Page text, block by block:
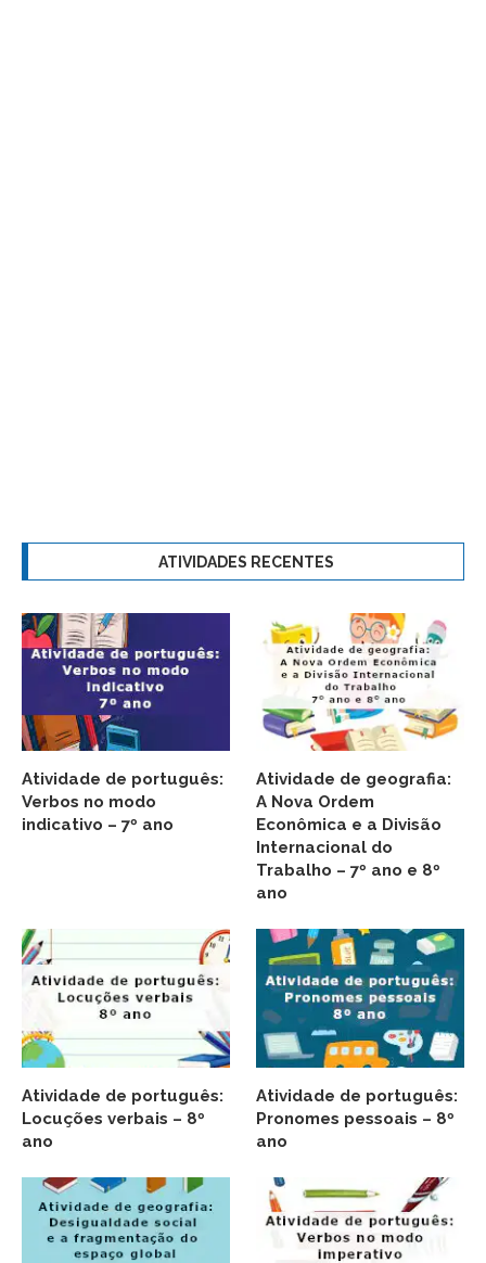
ATIVIDADES RECENTES
Atividade de português:
Verbos no modo
indicativo – 7º ano
Atividade de geografia:
A Nova Ordem
Econômica e a Divisão
Internacional do
Trabalho – 7º ano e 8º
ano
Atividade de português:
Locuções verbais – 8º
ano
Atividade de português:
Pronomes pessoais – 8º
ano